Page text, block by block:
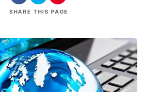
SHARE THIS PAGE